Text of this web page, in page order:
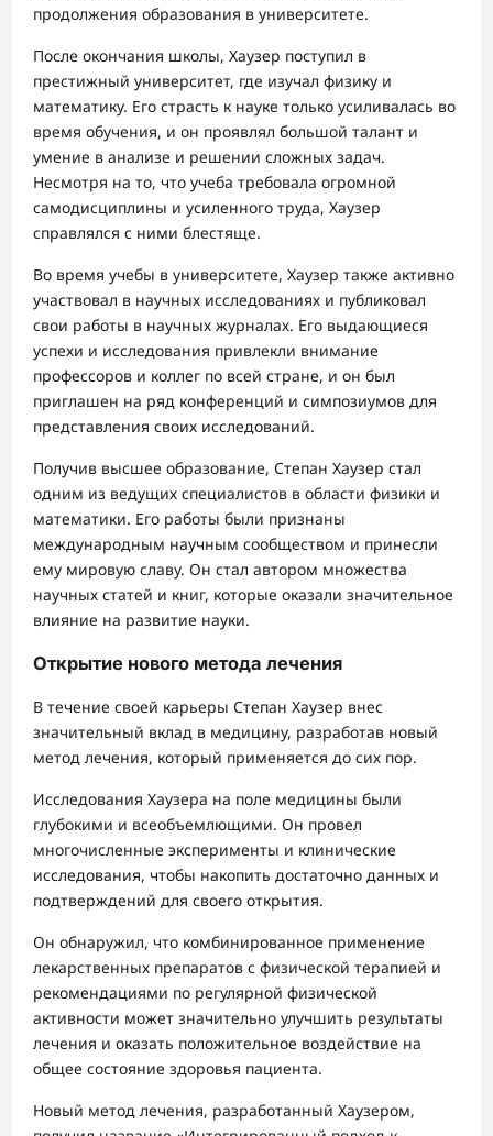
продолжения образования в университете.
После окончания школы, Хаузер поступил в
престижный университет, где изучал физику и
математику. Его страсть к науке только усиливалась во
время обучения, и он проявлял большой талант и
умение в анализе и решении сложных задач.
Несмотря на то, что учеба требовала огромной
самодисциплины и усиленного труда, Хаузер
справлялся с ними блестяще.
Во время учебы в университете, Хаузер также активно
участвовал в научных исследованиях и публиковал
свои работы в научных журналах. Его выдающиеся
успехи и исследования привлекли внимание
профессоров и коллег по всей стране, и он был
приглашен на ряд конференций и симпозиумов для
представления своих исследований.
Получив высшее образование, Степан Хаузер стал
одним из ведущих специалистов в области физики и
математики. Его работы были признаны
международным научным сообществом и принесли
ему мировую славу. Он стал автором множества
научных статей и книг, которые оказали значительное
влияние на развитие науки.
Открытие нового метода лечения
В течение своей карьеры Степан Хаузер внес
значительный вклад в медицину, разработав новый
метод лечения, который применяется до сих пор.
Исследования Хаузера на поле медицины были
глубокими и всеобъемлющими. Он провел
многочисленные эксперименты и клинические
исследования, чтобы накопить достаточно данных и
подтверждений для своего открытия.
Он обнаружил, что комбинированное применение
лекарственных препаратов с физической терапией и
рекомендациями по регулярной физической
активности может значительно улучшить результаты
лечения и оказать положительное воздействие на
общее состояние здоровья пациента.
Новый метод лечения, разработанный Хаузером,